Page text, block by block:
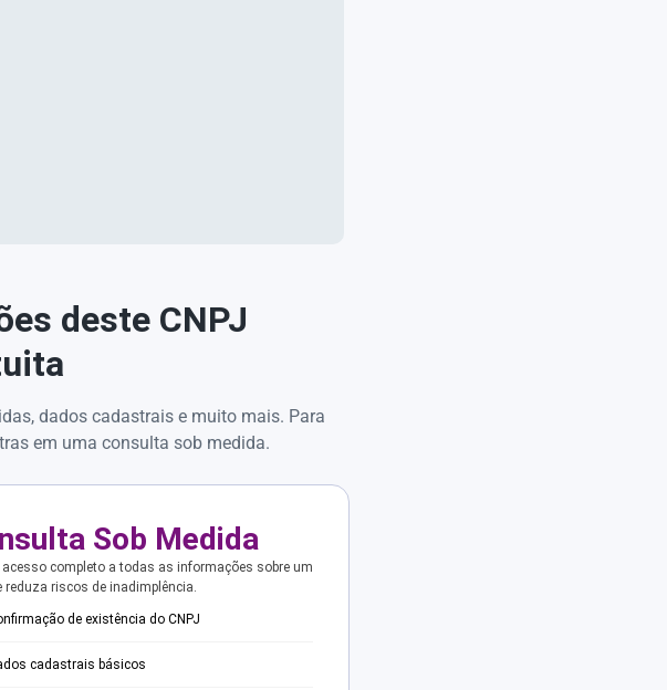
deste CNPJ
dados cadastrais e muito mais. Para
em uma consulta sob medida.
Sob Medida
acesso completo a todas as informações sobre um
reduza riscos de inadimplência.
de existência do CNPJ
cadastrais básicos